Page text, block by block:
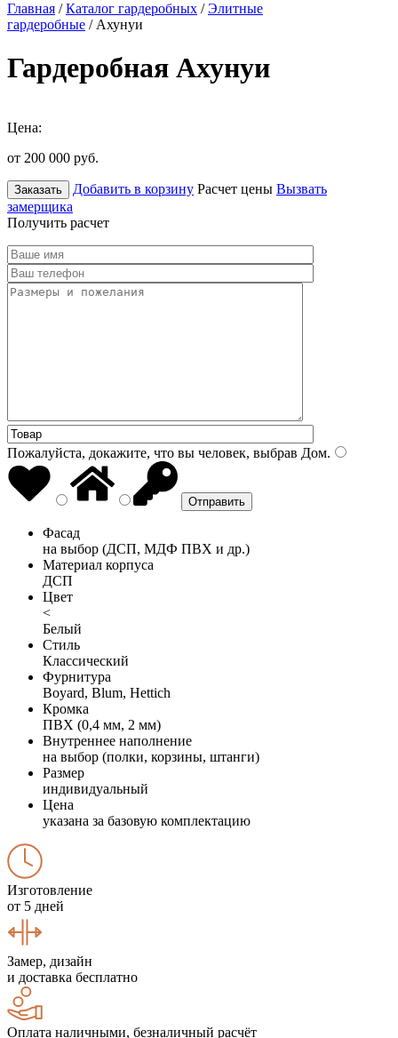
Главная /Каталог гардеробных /Элитные
гардеробные / Ахунуи
Гардеробная Ахунуи
Цена:
от 200 000 руб.
Заказать Добавить в корзину Расчет цены Вызвать
замерщика
Получить расчет
Пожалуйста, докажите, что вы человек, выбрав Дом.
Фасад
на выбор (ДСП, МДФ ПВХ и др.)
Материал корпуса
ДСП
Цвет
<
Белый
Стиль
Классический
Фурнитура
Boyard, Blum, Hettich
Кромка
ПВХ (0,4 мм, 2 мм)
Внутреннее наполнение
на выбор (полки, корзины, штанги)
Размер
индивидуальный
Цена
указана за базовую комплектацию
Изготовление
от 5 дней
Замер, дизайн
и доставка бесплатно
Оплата наличными, безналичный расчёт